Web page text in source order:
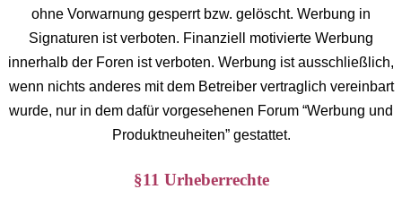
ohne Vorwarnung gesperrt bzw. gelöscht. Werbung in
Signaturen ist verboten. Finanziell motivierte Werbung
innerhalb der Foren ist verboten. Werbung ist ausschließlich,
wenn nichts anderes mit dem Betreiber vertraglich vereinbart
wurde, nur in dem dafür vorgesehenen Forum “Werbung und
Produktneuheiten” gestattet.
§11 Urheberrechte